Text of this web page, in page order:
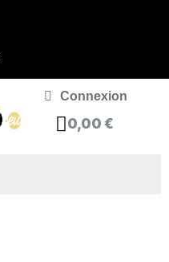
Connexion
0,00 €